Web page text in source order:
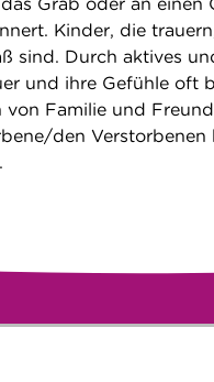
Kinder, die
sind. Durch aktives
und ihre Gefühle oft
Familie und
den Verstorbenen